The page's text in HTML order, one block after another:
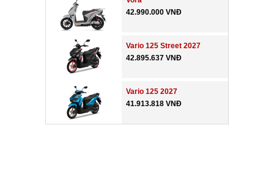
42.990.000 VNĐ
Vario 125 Street 2027
42.895.637 VNĐ
Vario 125 2027
41.913.818 VNĐ